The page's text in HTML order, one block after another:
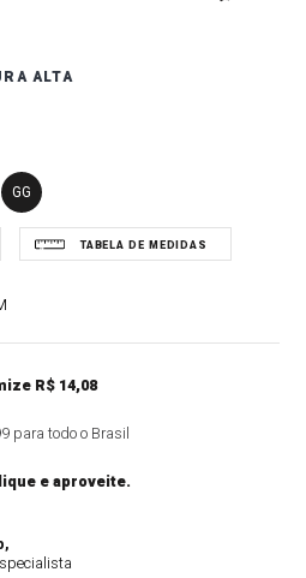
ALTA
GG
R$ 14,08
para todo o Brasil
e aproveite.